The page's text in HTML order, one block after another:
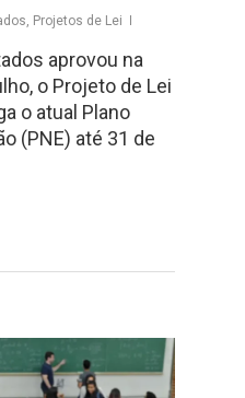
, Projetos de Lei
aprovou na
o Projeto de Lei
o atual Plano
(PNE) até 31 de